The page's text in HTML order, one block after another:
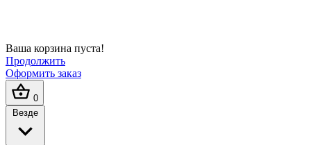
Ваша корзина пуста!
Продолжить
Оформить заказ
0
Везде